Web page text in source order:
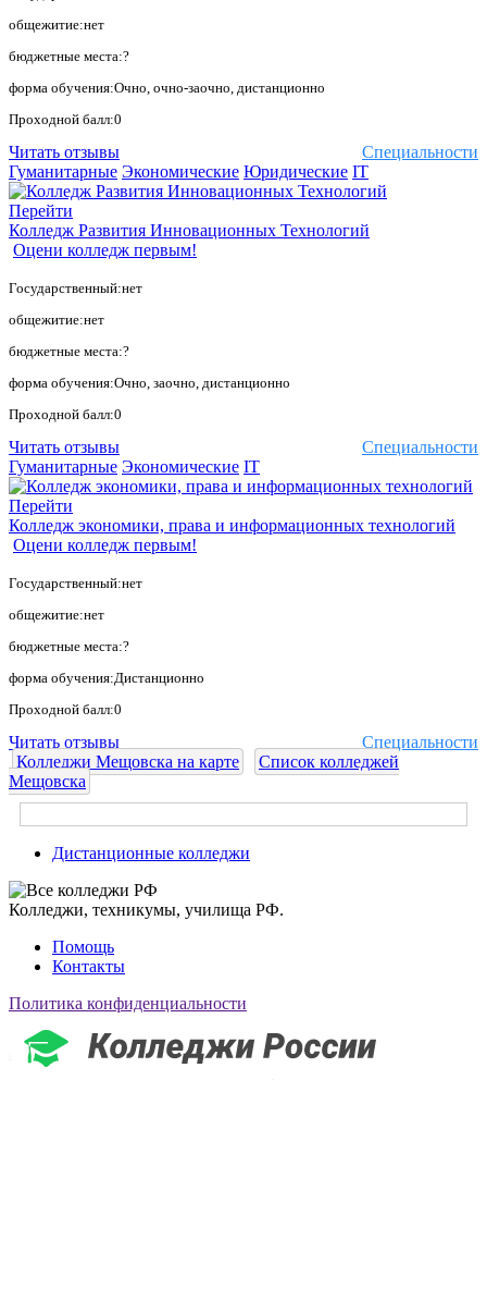
общежитие:нет
бюджетные места:?
форма обучения:Очно, очно-заочно, дистанционно
Проходной балл:0
Специальности
Читать отзывы
Гуманитарные Экономические Юридические IT
Перейти
Колледж Развития Инновационных Технологий
Оцени колледж первым!
Государственный:нет
общежитие:нет
бюджетные места:?
форма обучения:Очно, заочно, дистанционно
Проходной балл:0
Специальности
Читать отзывы
Гуманитарные Экономические IT
Перейти
Колледж экономики, права и информационных технологий
Оцени колледж первым!
Государственный:нет
общежитие:нет
бюджетные места:?
форма обучения:Дистанционно
Проходной балл:0
Специальности
Читать отзывы
Колледжи Мещовска на карте
Список колледжей
Мещовска
Дистанционные колледжи
Колледжи, техникумы, училища РФ.
Помощь
Контакты
Политика конфиденциальности